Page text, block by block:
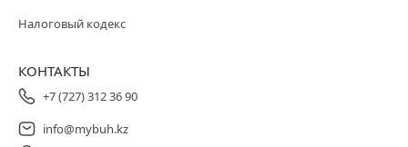
Налоговый кодекс
КОНТАКТЫ
+7 (727) 312 36 90
info@mybuh.kz